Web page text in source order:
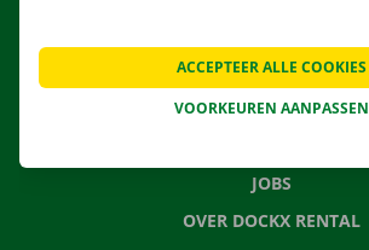
VEELGESTELDE VRAGEN
NIEUWS
JOBS
OVER DOCKX RENTAL
VOORKEUREN AANPASSEN
ACCEPTEER ALLE COOKIES